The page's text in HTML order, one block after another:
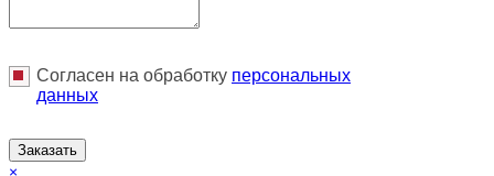
Согласен на обработку персональныx
данных
Заказать
×